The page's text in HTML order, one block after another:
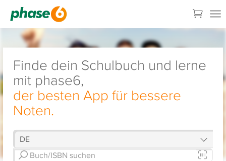
Finde dein Schulbuch und lerne
mit phase6,
der besten App für bessere
Noten.